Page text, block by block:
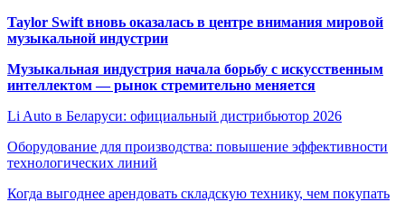
Taylor Swift вновь оказалась в центре внимания мировой
музыкальной индустрии
Музыкальная индустрия начала борьбу с искусственным
интеллектом — рынок стремительно меняется
Li Auto в Беларуси: официальный дистрибьютор 2026
Оборудование для производства: повышение эффективности
технологических линий
Когда выгоднее арендовать складскую технику, чем покупать